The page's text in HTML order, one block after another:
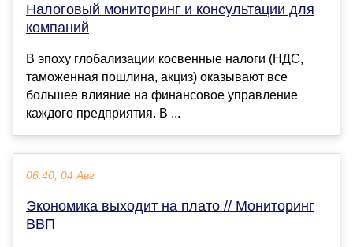
Налоговый мониторинг и консультации для
компаний
В эпоху глобализации косвенные налоги (НДС,
таможенная пошлина, акциз) оказывают все
большее влияние на финансовое управление
каждого предприятия. В ...
06:40, 04 Авг
Экономика выходит на плато // Мониторинг
ВВП